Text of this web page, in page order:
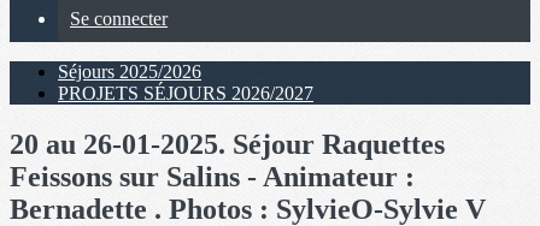
Se connecter
Séjours 2025/2026
PROJETS SÉJOURS 2026/2027
20 au 26-01-2025. Séjour Raquettes
Feissons sur Salins - Animateur :
Bernadette . Photos : SylvieO-Sylvie V